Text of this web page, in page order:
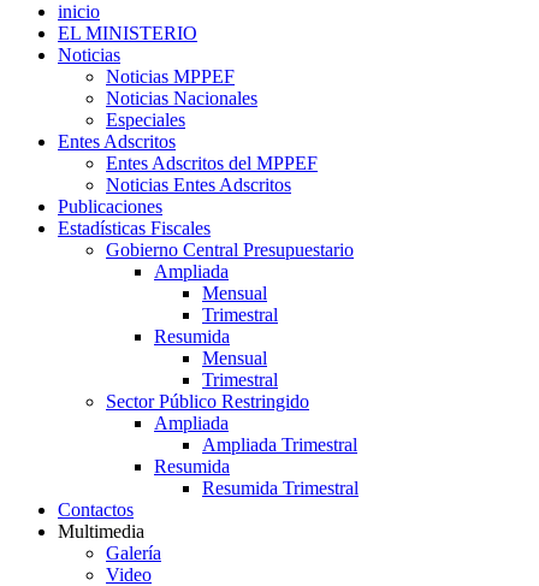
inicio
EL MINISTERIO
Noticias
Noticias MPPEF
Noticias Nacionales
Especiales
Entes Adscritos
Entes Adscritos del MPPEF
Noticias Entes Adscritos
Publicaciones
Estadísticas Fiscales
Gobierno Central Presupuestario
Ampliada
Mensual
Trimestral
Resumida
Mensual
Trimestral
Sector Público Restringido
Ampliada
Ampliada Trimestral
Resumida
Resumida Trimestral
Contactos
Multimedia
Galería
Video